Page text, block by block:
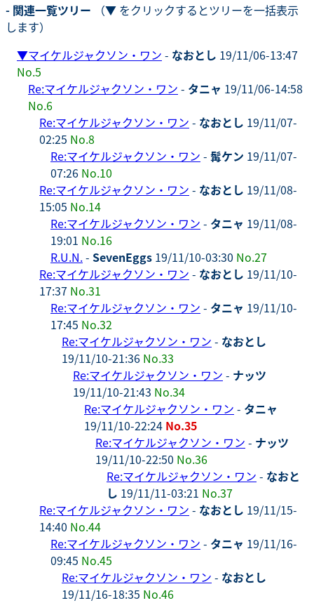
- 関連一覧ツリー （▼ をクリックするとツリーを一括表示
します）
▼マイケルジャクソン・ワン - なおとし 19/11/06-13:47
No.5
Re:マイケルジャクソン・ワン - タニャ 19/11/06-14:58
No.6
Re:マイケルジャクソン・ワン - なおとし 19/11/07-
02:25 No.8
Re:マイケルジャクソン・ワン - 髯ケン 19/11/07-
07:26 No.10
Re:マイケルジャクソン・ワン - なおとし 19/11/08-
15:05 No.14
Re:マイケルジャクソン・ワン - タニャ 19/11/08-
19:01 No.16
R.U.N.- SevenEggs 19/11/10-03:30 No.27
Re:マイケルジャクソン・ワン - なおとし 19/11/10-
17:37 No.31
Re:マイケルジャクソン・ワン - タニャ 19/11/10-
17:45 No.32
Re:マイケルジャクソン・ワン - なおとし
19/11/10-21:36 No.33
Re:マイケルジャクソン・ワン - ナッツ
19/11/10-21:43 No.34
Re:マイケルジャクソン・ワン - タニャ
19/11/10-22:24 No.35
Re:マイケルジャクソン・ワン - ナッツ
19/11/10-22:50 No.36
Re:マイケルジャクソン・ワン - なおと
し 19/11/11-03:21 No.37
Re:マイケルジャクソン・ワン - なおとし 19/11/15-
14:40 No.44
Re:マイケルジャクソン・ワン - タニャ 19/11/16-
09:45 No.45
Re:マイケルジャクソン・ワン - なおとし
19/11/16-18:35 No.46